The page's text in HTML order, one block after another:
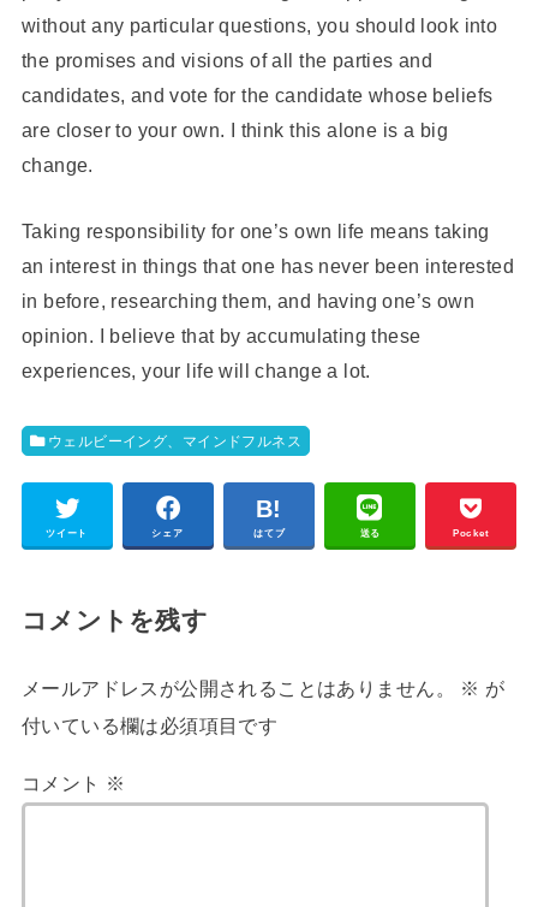
without any particular questions, you should look into
the promises and visions of all the parties and
candidates, and vote for the candidate whose beliefs
are closer to your own. I think this alone is a big
change.
Taking responsibility for one’s own life means taking
an interest in things that one has never been interested
in before, researching them, and having one’s own
opinion. I believe that by accumulating these
experiences, your life will change a lot.
ウェルビーイング、マインドフルネス
ツイート シェア はてブ 送る Pocket
コメントを残す
メールアドレスが公開されることはありません。 ※ が
付いている欄は必須項目です
コメント ※